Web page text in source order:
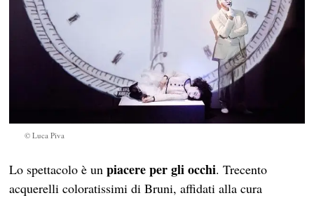
© Luca Piva
Lo spettacolo è unpiacere per gli occhi. Trecento
acquerelli coloratissimi di Bruni, affidati alla cura